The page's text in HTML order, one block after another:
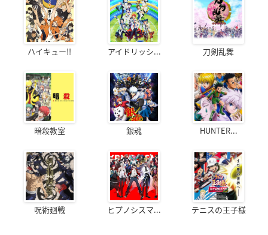
ハイキュー!! アイドリッシ... 刀剣乱舞
暗殺教室 銀魂 HUNTER...
呪術廻戦 ヒプノシスマ... テニスの王子様